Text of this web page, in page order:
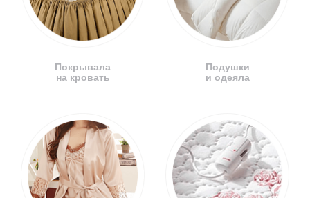
Покрывала
на кровать
Подушки
и одеяла